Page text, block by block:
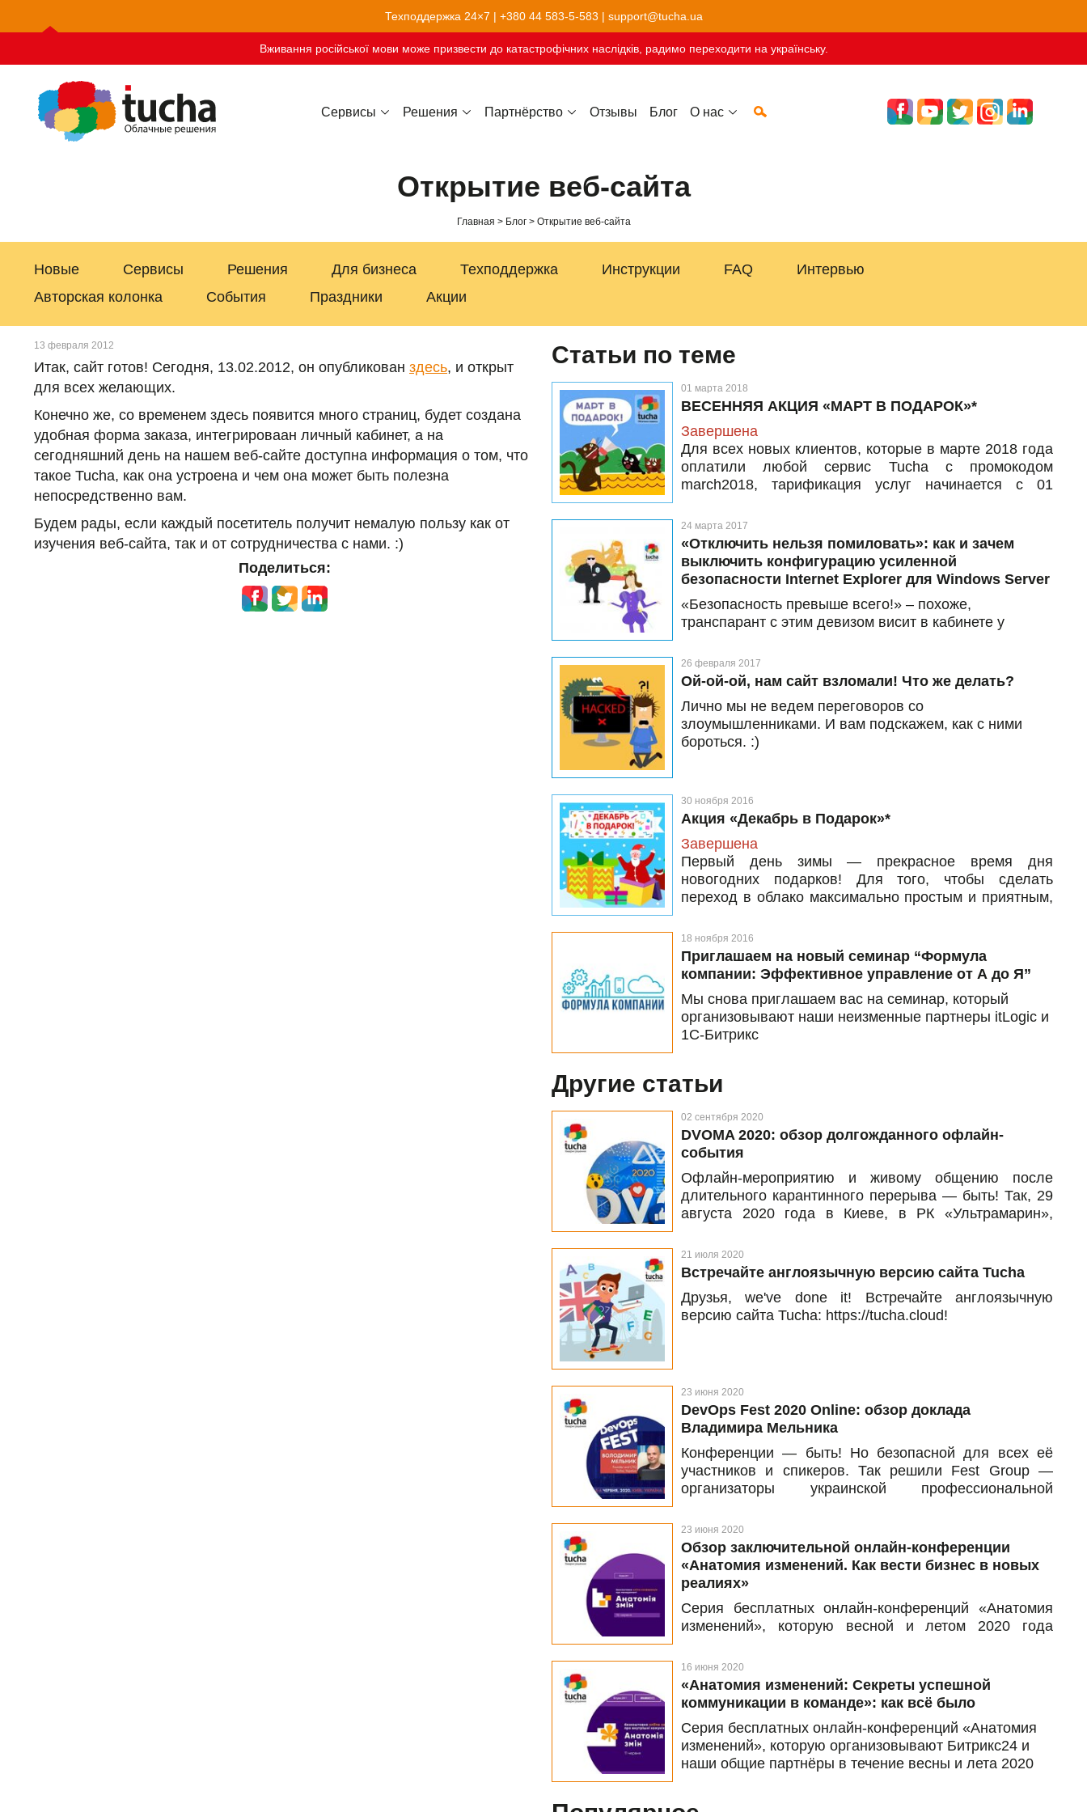
Техподдержка 24×7 | +380 44 583-5-583 | support@tucha.ua
Вживання російської мови може призвести до катастрофічних наслідків, радимо переходити на українську.
Сервисы Решения Партнёрство Отзывы Блог О нас
Открытие веб-сайта
Главная Блог Открытие веб-сайта
Новые Сервисы Решения Для бизнеса Техподдержка Инструкции FAQ
Интервью
Авторская колонка
События Праздники Акции
13 февраля 2012
Итак, сайт готов! Сегодня, 13.02.2012, он опубликован здесь, и открыт
для всех желающих.
Конечно же, со временем здесь появится много страниц, будет создана
удобная форма заказа, интегрироваан личный кабинет, а на
сегодняшний день на нашем веб-сайте доступна информация о том, что
такое Tucha, как она устроена и чем она может быть полезна
непосредственно вам.
Будем рады, если каждый посетитель получит немалую пользу как от
изучения веб-сайта, так и от сотрудничества с нами. :)
Поделиться:
Статьи по теме
01 марта 2018
ВЕСЕННЯЯ АКЦИЯ «МАРТ В ПОДАРОК»*
Завершена
Для всех новых клиентов, которые в марте 2018 года
оплатили любой сервис Tucha с промокодом
march2018, тарификация услуг начинается с 01
24 марта 2017
«Отключить нельзя помиловать»: как и зачем
выключить конфигурацию усиленной
безопасности Internet Explorer для Windows Server
«Безопасность превыше всего!» – похоже,
транспарант с этим девизом висит в кабинете у
усиленная безопасность браузера – это очень даже
хорошо, но когда она начинает конкретно «портить
жизнь» всем пользователям на сервере, выход
напрашивается сам – отключить
26 февраля 2017
Ой-ой-ой, нам сайт взломали! Что же делать?
Лично мы не ведем переговоров со
злоумышленниками. И вам подскажем, как с ними
бороться. :)
30 ноября 2016
Акция «Декабрь в Подарок»*
Завершена
Первый день зимы — прекрасное время дня
новогодних подарков! Для того, чтобы сделать
переход в облако максимально простым и приятным,
подарок!
18 ноября 2016
Приглашаем на новый семинар “Формула
компании: Эффективное управление от А до Я”
Мы снова приглашаем вас на семинар, который
организовывают наши неизменные партнеры itLogic и
1С-Битрикс
Другие статьи
02 сентября 2020
DVOMA 2020: обзор долгожданного офлайн-
события
Офлайн-мероприятию и живому общению после
длительного карантинного перерыва — быть! Так, 29
августа 2020 года в Киеве, в РК «Ультрамарин»,
интернет-маркетингу DVOMA от организаторов
SEO.UA. Несколько сотен участников, более 20
спикеров, масштабная выставка и активный
нетворкинг — вот кратко о том, что происходило в ту
субботу.
21 июля 2020
Встречайте англоязычную версию сайта Tucha
Друзья, we've done it! Встречайте англоязычную
версию сайта Tucha: https://tucha.cloud!
23 июня 2020
DevOps Fest 2020 Online: обзор доклада
Владимира Мельника
Конференции — быть! Но безопасной для всех её
участников и спикеров. Так решили Fest Group —
организаторы украинской профессиональной
в онлайн-формате. Несмотря на то, что из-за
карантина дата проведения мероприятия несколько
раз изменялась, всем желающим всё же удалось
прослушать доклады от лучших украинских и
зарубежных ИТ-экспертов. DevOps Fest Online 2020
проходил в течение двух дней, 5 и 6 июня 2020 года,
а её участники смогли при этом «stay safe, stay
23 июня 2020
Обзор заключительной онлайн-конференции
«Анатомия изменений. Как вести бизнес в новых
реалиях»
Серия бесплатных онлайн-конференций «Анатомия
изменений», которую весной и летом 2020 года
партнёрами, подходит к концу. Этот сезон был
посвящен умению приспосабливаться к изменениям:
собственно, благодаря новым условиям и возник
формат таких онлайн-мероприятий. В течение этого
времени эксперты из разных компаний говорили о
том, что волнует предпринимателей сейчас: продажи,
маркетинг, коммуникации в команде в изменившихся
16 июня 2020
«Анатомия изменений: Секреты успешной
коммуникации в команде»: как всё было
Серия бесплатных онлайн-конференций «Анатомия
изменений», которую организовывают Битрикс24 и
наши общие партнёры в течение весны и лета 2020